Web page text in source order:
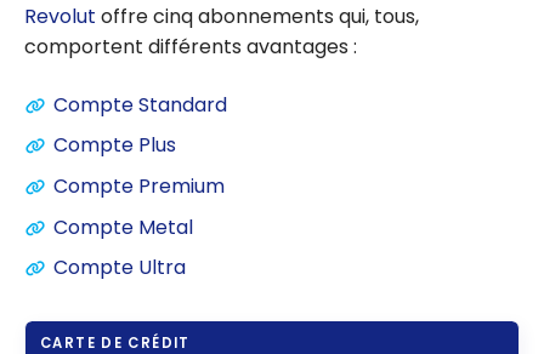
Revolut offre cinq abonnements qui, tous,
comportent différents avantages :
Compte Standard
Compte Plus
Compte Premium
Compte Metal
Compte Ultra
CARTE DE CRÉDIT